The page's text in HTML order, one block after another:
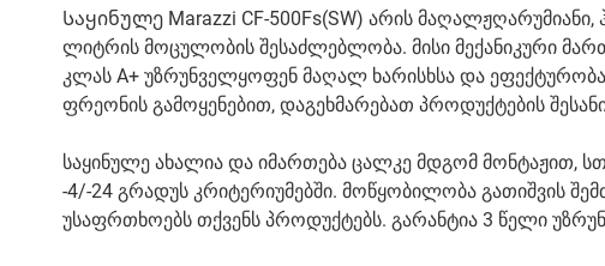
Საყინულე Marazzi CF-500Fs(SW) არის
ლიტრის მოცულობის შესაძლებლობა. მისი მექანიკური
კლას A+ უზრუნველყოფენ მაღალ ხარისხსა და
ფრეონის გამოყენებით, დაგეხმარებათ პროდუქტების
საყინულე ახალია და იმართება ცალკე მდგომ მონტაჟით,
-4/-24 გრადუს კრიტერიუმებში. მოწყობილობა გათიშვის
უსაფრთხოებს თქვენს პროდუქტებს. გარანტია 3 წელი